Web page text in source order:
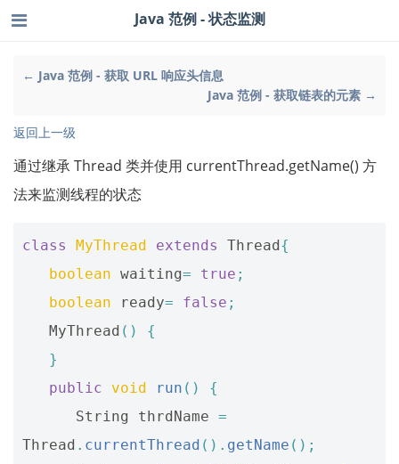
← Java 范例 - 获取 URL 响应头信息
Java 范例 - 获取链表的元素 →
Java 范例 - 状态监测
返回上一级
通过继承 Thread 类并使用 currentThread.getName() 方
法来监测线程的状态
class MyThread extends Thread{
boolean waiting= true ;
boolean
ready= false ;
MyThread ()
{
}
public
void run ()
{
String
thrdName =
Thread . currentThread (). getName ();